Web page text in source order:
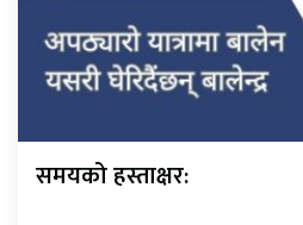
समयको हस्ताक्षर: